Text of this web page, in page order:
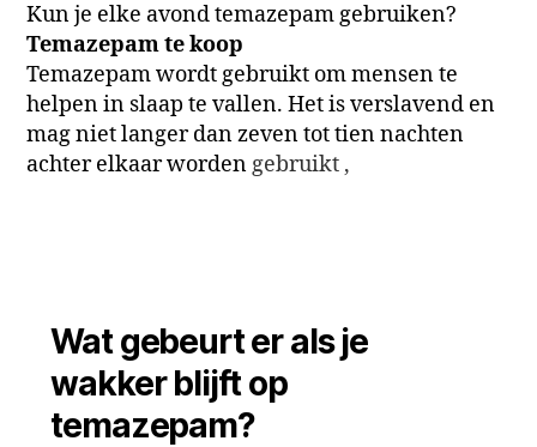
Kun je elke avond temazepam gebruiken?
Temazepam te koop
Temazepam wordt gebruikt om mensen te
helpen in slaap te vallen. Het is verslavend en
mag niet langer dan zeven tot tien nachten
achter elkaar wordengebruikt ,
Wat gebeurt er als je
wakker blijft op
temazepam?